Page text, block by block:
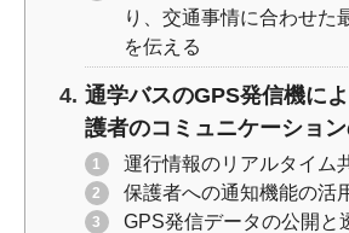
り、交通事情に合わせた
を伝える
通学バスのGPS発信機に
護者のコミュニケーショ
運行情報のリアルタイム
保護者への通知機能の活
GPS発信データの公開と